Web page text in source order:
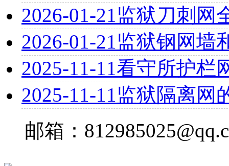
2026-01-21监狱刀刺网
2026-01-21监狱钢网墙
2025-11-11看守所护栏
2025-11-11监狱隔离网
邮箱：